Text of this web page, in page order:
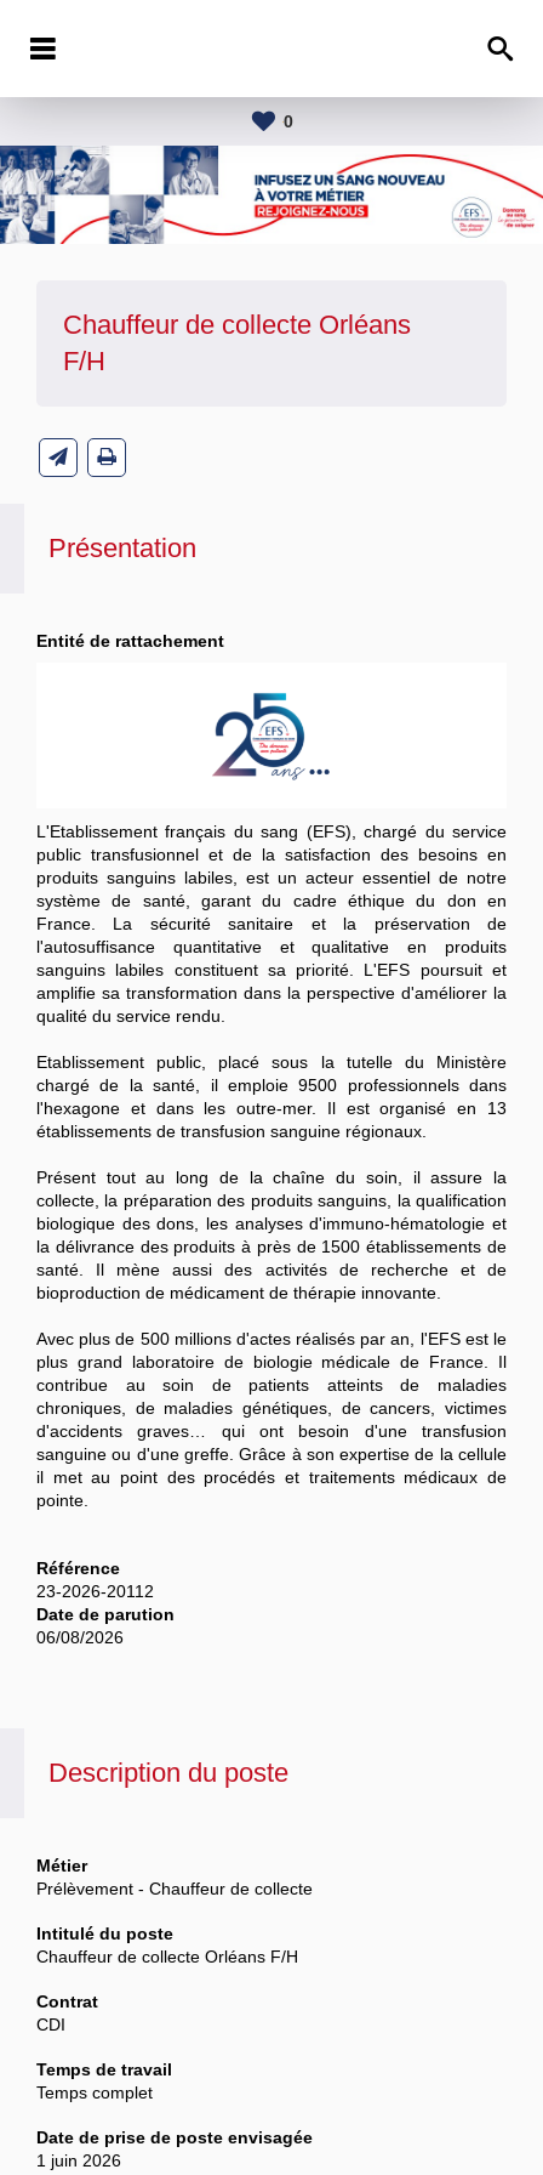
0
Chauffeur de collecte Orléans
F/H
Description du poste
Métier
Prélèvement - Chauffeur de collecte
Intitulé du poste
Chauffeur de collecte Orléans F/H
Contrat
CDI
Temps de travail
Temps complet
Date de prise de poste envisagée
1 juin 2026
Présentation
Entité de rattachement
L'Etablissement français du sang (EFS), chargé du service
public transfusionnel et de la satisfaction des besoins en
produits sanguins labiles, est un acteur essentiel de notre
système de santé, garant du cadre éthique du don en
France. La sécurité sanitaire et la préservation de
l'autosuffisance quantitative et qualitative en produits
sanguins labiles constituent sa priorité. L'EFS poursuit et
amplifie sa transformation dans la perspective d'améliorer la
qualité du service rendu.
Etablissement public, placé sous la tutelle du Ministère
chargé de la santé, il emploie 9500 professionnels dans
l'hexagone et dans les outre-mer. Il est organisé en 13
établissements de transfusion sanguine régionaux.
Présent tout au long de la chaîne du soin, il assure la
collecte, la préparation des produits sanguins, la qualification
biologique des dons, les analyses d'immuno-hématologie et
la délivrance des produits à près de 1500 établissements de
santé. Il mène aussi des activités de recherche et de
bioproduction de médicament de thérapie innovante.
Avec plus de 500 millions d'actes réalisés par an, l'EFS est le
plus grand laboratoire de biologie médicale de France. Il
contribue au soin de patients atteints de maladies
chroniques, de maladies génétiques, de cancers, victimes
d'accidents graves… qui ont besoin d'une transfusion
sanguine ou d'une greffe. Grâce à son expertise de la cellule
il met au point des procédés et traitements médicaux de
pointe.
Référence
23-2026-20112
Date de parution
06/08/2026